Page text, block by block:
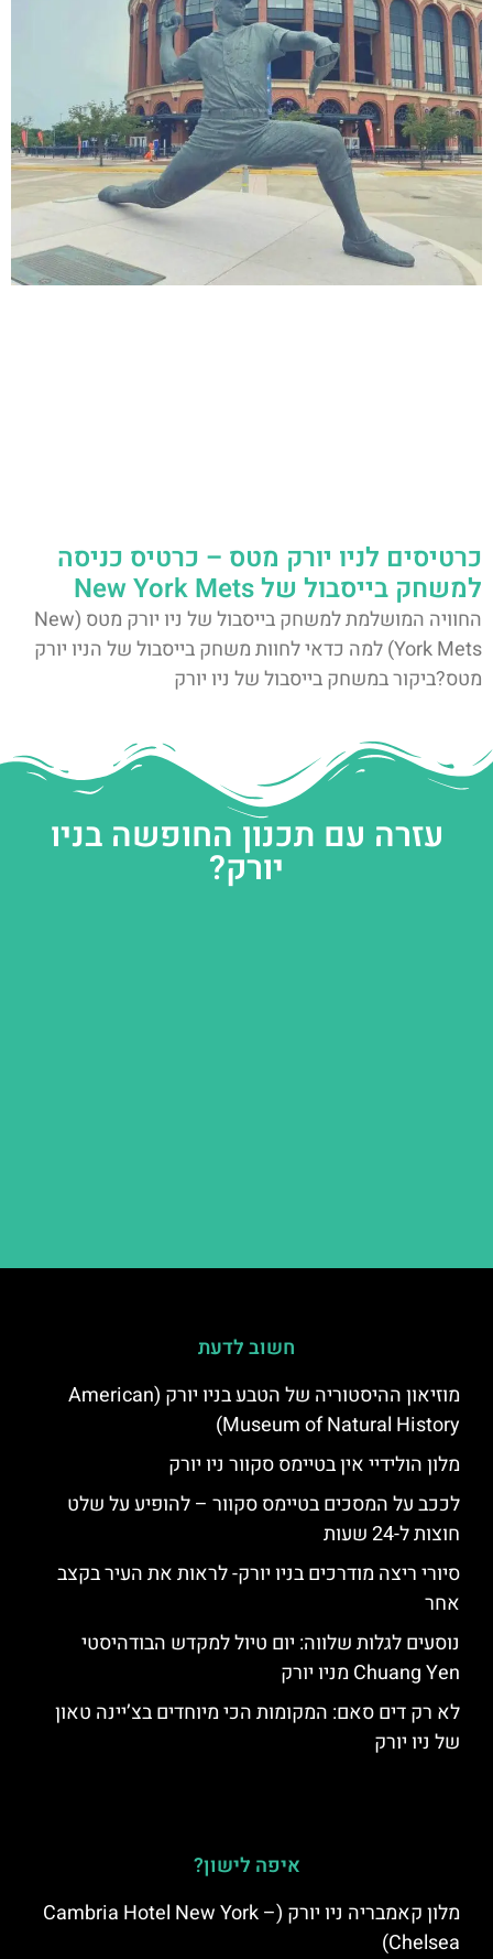
כרטיסים לניו יורק מטס – כרטיס כניסה
למשחק בייסבול של New York Mets
החוויה המושלמת למשחק בייסבול של ניו יורק מטס (New
York Mets) למה כדאי לחוות משחק בייסבול של הניו יורק
מטס?ביקור במשחק בייסבול של ניו יורק
עזרה עם תכנון החופשה בניו
יורק?
חשוב לדעת
מוזיאון ההיסטוריה של הטבע בניו יורק (American
Museum of Natural History)
מלון הולידיי אין בטיימס סקוור ניו יורק
לככב על המסכים בטיימס סקוור – להופיע על שלט
חוצות ל-24 שעות
סיורי ריצה מודרכים בניו יורק- לראות את העיר בקצב
אחר
נוסעים לגלות שלווה: יום טיול למקדש הבודהיסטי
Chuang Yen מניו יורק
לא רק דים סאם: המקומות הכי מיוחדים בצ’יינה טאון
של ניו יורק
איפה לישון?
מלון קאמבריה ניו יורק (Cambria Hotel New York –
Chelsea)